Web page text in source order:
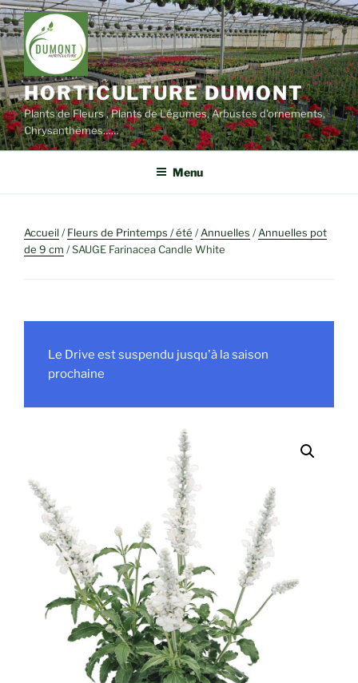
Aller
au
contenu
principal
HORTICULTURE DUMONT
Plants de Fleurs , Plants de Légumes, Arbustes d'ornements,
Chrysanthèmes……
Menu
Accueil/Fleurs de Printemps / été /Annuelles /Annuelles pot
de 9 cm / SAUGE Farinacea Candle White
Le Drive est suspendu jusqu'à la saison
prochaine